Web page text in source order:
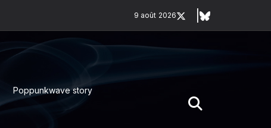
9 août 2026
Poppunkwave story